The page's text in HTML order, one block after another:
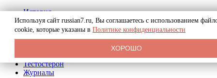
История
Биография
Криминал
Реклама на сайте
Тестостерон
Журналы
Используя сайт russian7.ru, Вы соглашаетесь с использованием
cookie, которые указаны в Политике конфиденциальности
ХОРОШО